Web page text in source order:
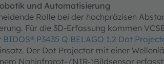
und Automatisierung
Rolle bei der hochpräzisen
Für die 3D-Erfassung kommen
BIDOS® P3435 Q BELAGO 1.2 Dot
Der Dot Projector mit einer
Nahinfrarot- (NIR-)Bildsensor